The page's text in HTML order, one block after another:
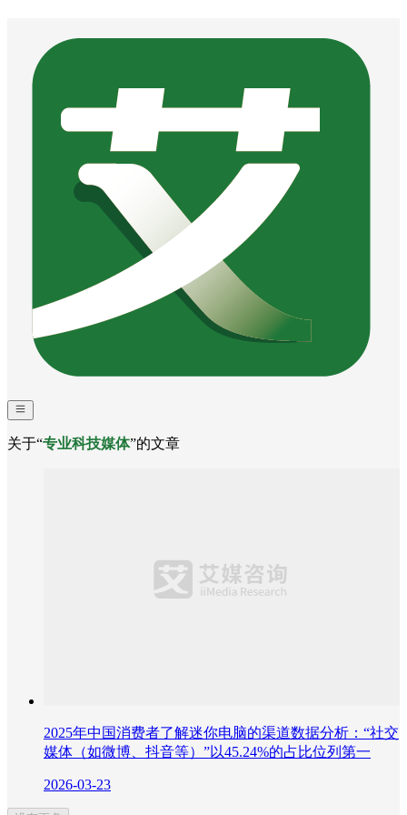
关于“专业科技媒体”的文章
2025年中国消费者了解迷你电脑的渠道数据分析：“社交
媒体（如微博、抖音等）”以45.24%的占比位列第一
2026-03-23